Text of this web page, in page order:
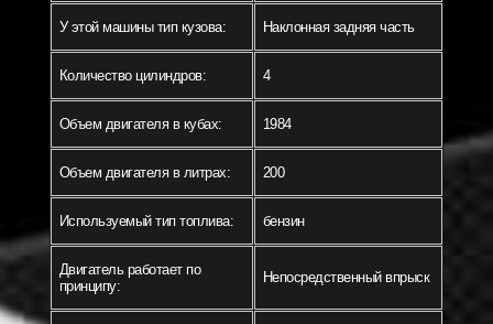
У этой машины тип кузова: Наклонная задняя часть
Количество цилиндров: 4
Объем двигателя в кубах: 1984
Объем двигателя в литрах: 200
Используемый тип топлива: бензин
Двигатель работает по
принципу:
Непосредственный впрыск